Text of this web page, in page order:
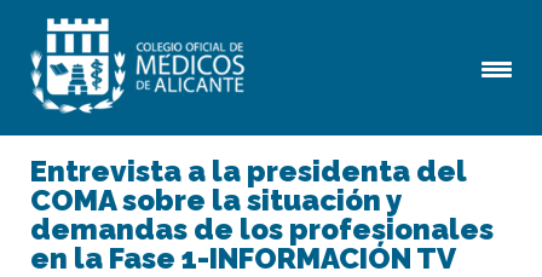
Entrevista a la presidenta del
COMA sobre la situación y
demandas de los profesionales
en la Fase 1-INFORMACIÓN TV